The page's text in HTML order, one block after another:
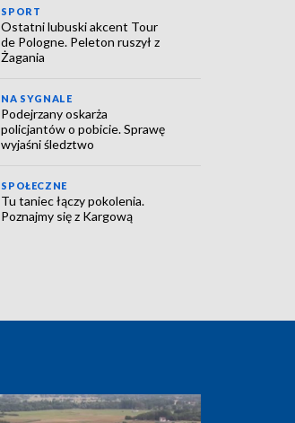
SPORT
Ostatni lubuski akcent Tour
de Pologne. Peleton ruszył z
Żagania
NA SYGNALE
Podejrzany oskarża
policjantów o pobicie. Sprawę
wyjaśni śledztwo
SPOŁECZNE
Tu taniec łączy pokolenia.
Poznajmy się z Kargową